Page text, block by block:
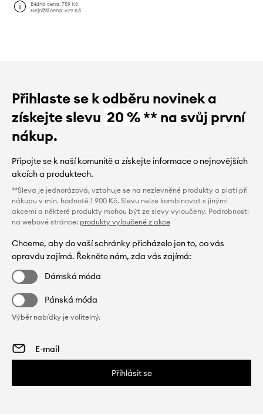
Běžná cena:759 Kč
Nejnižší cena:679 Kč
Přihlaste se k odběru novinek a
získejte slevu 20 %** na svůj první
nákup.
Připojte se k naší komunitě a získejte informace o nejnovějších
akcích a produktech.
**Sleva je jednorázová, vztahuje se na nezlevněné produkty a platí při
nákupu v min. hodnotě 1 900 Kč. Slevu nelze kombinovat s jinými
akcemi a některé produkty mohou být ze slevy vyloučeny. Podrobnosti
na webové stránce: produkty vyloučené z akce
Chceme, aby do vaší schránky přicházelo jen to, co vás
opravdu zajímá. Řekněte nám, zda vás zajímá:
Dámská móda
Pánská móda
Výběr nabídky je volitelný.
Přihlásit se